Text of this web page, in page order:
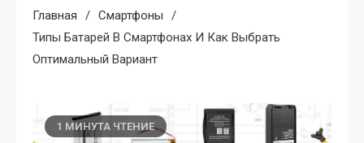
Главная
Смартфоны
Типы Батарей В Смартфонах И Как Выбрать
Оптимальный Вариант
1 МИНУТА ЧТЕНИЕ